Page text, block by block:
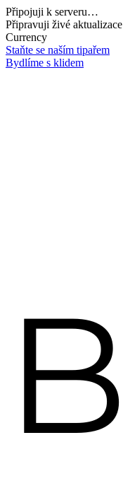
Připojuji k serveru…
Načítám potřebná data…
Currency
Staňte se naším tipařem
Bydlíme s klidem